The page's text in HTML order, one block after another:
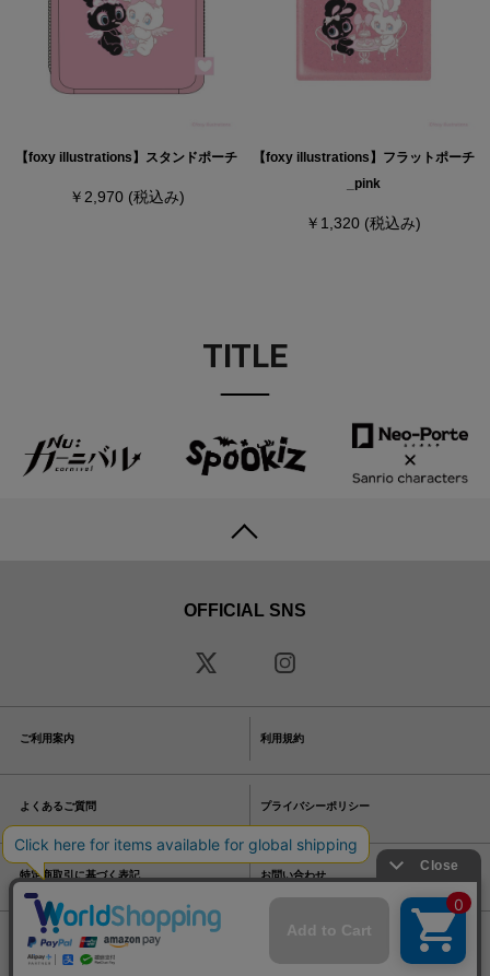
【foxy illustrations】スタンドポーチ
￥2,970 (税込み)
【foxy illustrations】フラットポーチ
_pink
￥1,320 (税込み)
TITLE
OFFICIAL SNS
ご利用案内 利用規約
よくあるご質問 プライバシーポリシー
特定商取引に基づく表記 お問い合わせ